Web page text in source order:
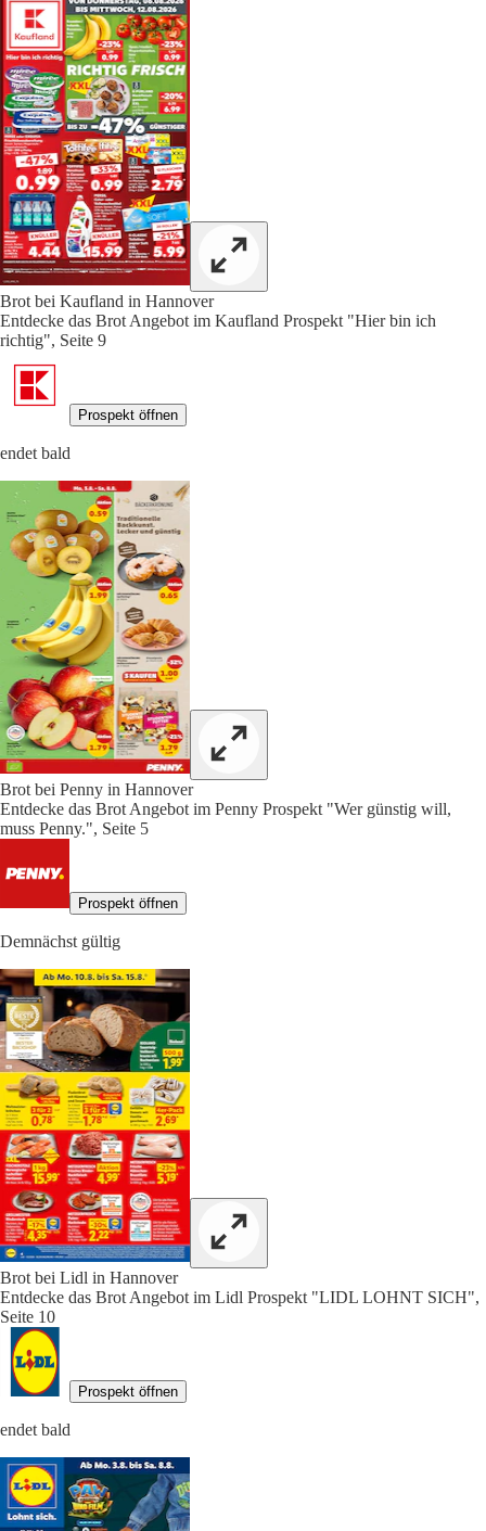
Brot bei Kaufland in Hannover
Entdecke das Brot Angebot im Kaufland Prospekt "Hier bin ich
richtig", Seite 9
Prospekt öffnen
endet bald
Brot bei Penny in Hannover
Entdecke das Brot Angebot im Penny Prospekt "Wer günstig will,
muss Penny.", Seite 5
Prospekt öffnen
Demnächst gültig
Brot bei Lidl in Hannover
Entdecke das Brot Angebot im Lidl Prospekt "LIDL LOHNT SICH",
Seite 10
Prospekt öffnen
endet bald